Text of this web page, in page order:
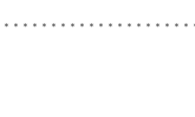
＊＊＊＊＊＊＊＊＊＊＊＊＊＊＊＊＊＊＊